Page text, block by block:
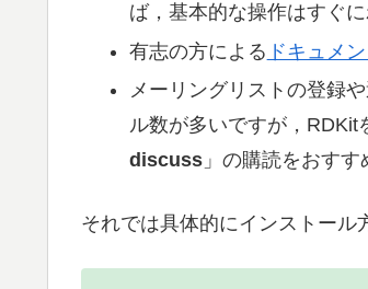
ば，基本的な操作はすぐ
有志の方による ドキュメ
メーリングリストの登録
ル数が多いですが，RDKit
discuss」の購読をおすす
それでは具体的にインストール